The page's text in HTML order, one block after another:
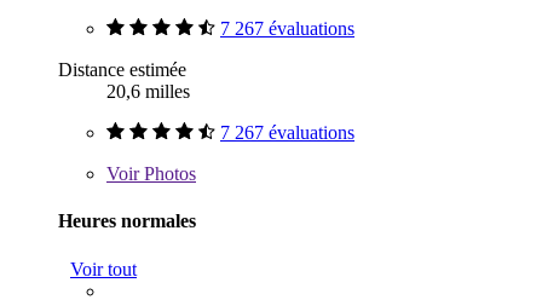
7 267 évaluations
Distance estimée
20,6 milles
7 267 évaluations
VoirPhotos
Heures normales
Voir tout